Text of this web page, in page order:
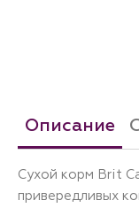
Описание
Сухой корм Brit
привередливых